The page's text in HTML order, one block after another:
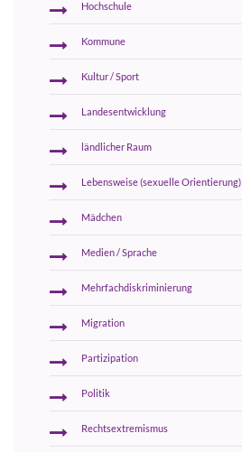
Hochschule
Kommune
Kultur / Sport
Landesentwicklung
ländlicher Raum
Lebensweise (sexuelle Orientierung)
Mädchen
Medien / Sprache
Mehrfachdiskriminierung
Migration
Partizipation
Politik
Rechtsextremismus